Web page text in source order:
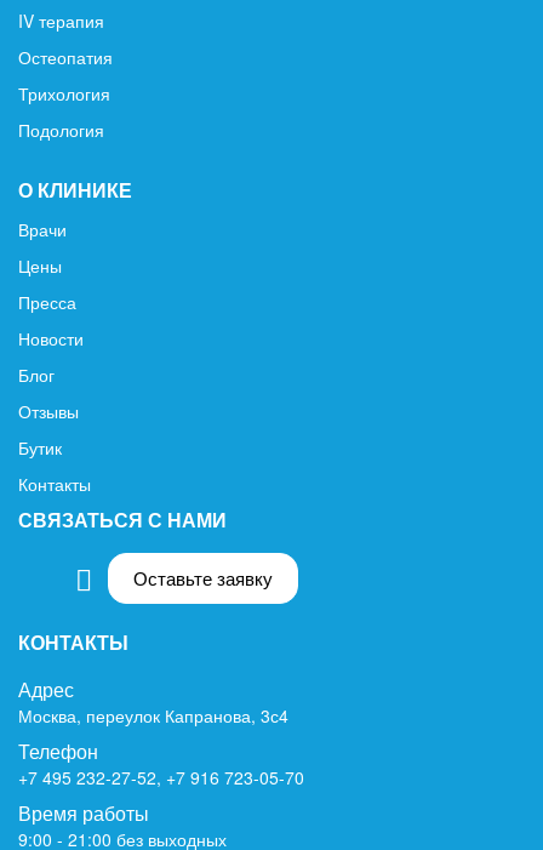
IV терапия
Остеопатия
Трихология
Подология
О КЛИНИКЕ
Врачи
Цены
Пресса
Новости
Блог
Отзывы
Бутик
Контакты
СВЯЗАТЬСЯ С НАМИ
Оставьте заявку
КОНТАКТЫ
Адрес
Москва, переулок Капранова, 3с4
Телефон
+7 495 232-27-52, +7 916 723-05-70
Время работы
9:00 - 21:00 без выходных